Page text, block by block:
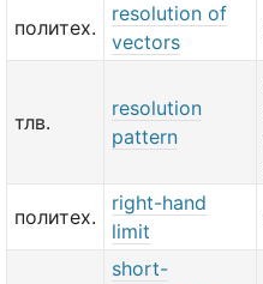
политех.
resolution of
vectors
тлв.
resolution
pattern
политех.
right-hand
limit
short-